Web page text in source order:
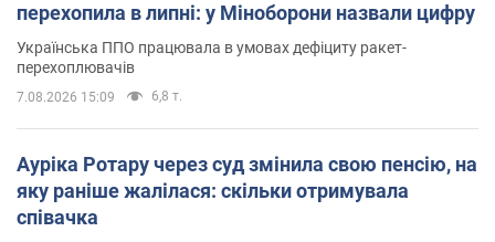
перехопила в липні: у Міноборони назвали цифру
Українська ППО працювала в умовах дефіциту ракет-
перехоплювачів
7.08.2026 15:09 6,8 т.
Ауріка Ротару через суд змінила свою пенсію, на
яку раніше жалілася: скільки отримувала
співачка